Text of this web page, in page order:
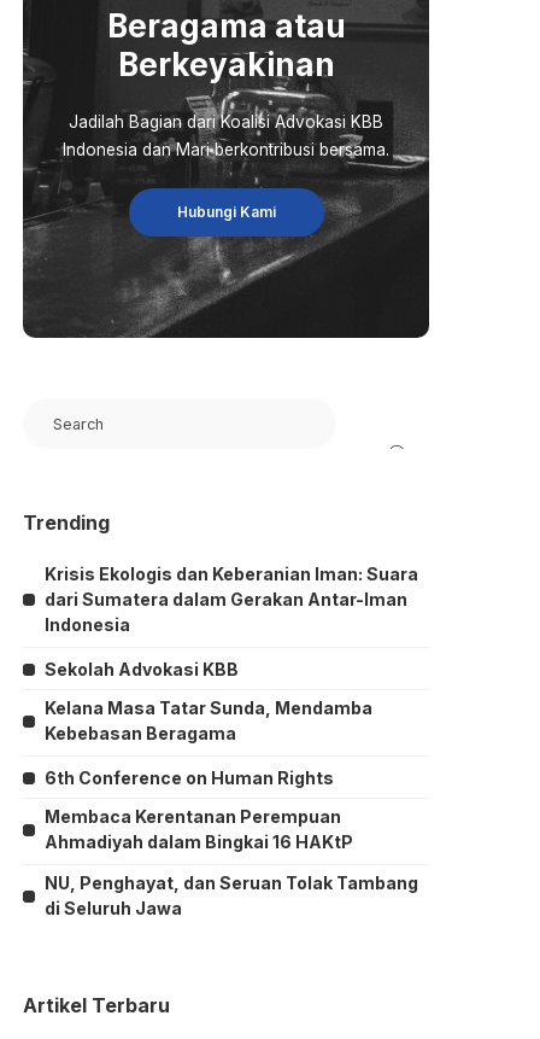
Beragama atau
Berkeyakinan
Jadilah Bagian dari Koalisi Advokasi KBB
Indonesia dan Mari berkontribusi bersama.
Hubungi Kami
Trending
Krisis Ekologis dan Keberanian Iman: Suara
dari Sumatera dalam Gerakan Antar-Iman
Indonesia
Sekolah Advokasi KBB
Kelana Masa Tatar Sunda, Mendamba
Kebebasan Beragama
6th Conference on Human Rights
Membaca Kerentanan Perempuan
Ahmadiyah dalam Bingkai 16 HAKtP
NU, Penghayat, dan Seruan Tolak Tambang
di Seluruh Jawa
Artikel Terbaru